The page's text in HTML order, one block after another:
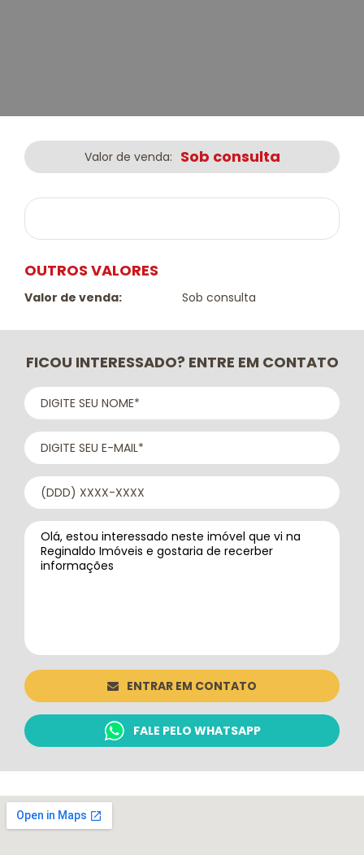
Valor de venda: Sob consulta
OUTROS VALORES
Valor de venda: Sob consulta
FICOU INTERESSADO? ENTRE EM CONTATO
ENTRAR EM CONTATO
FALE PELO WHATSAPP